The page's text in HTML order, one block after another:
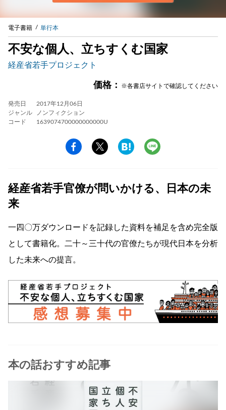
電子書籍 単行本
不安な個人、立ちすくむ国家
経産省若手プロジェクト
価格： ※各書店サイトで確認してください
発売日
2017年12月06日
ジャンル
ノンフィクション
コード
1639074700000000000U
経産省若手官僚が問いかける、日本の未
来
一四〇万ダウンロードを記録した資料を補足を含め完全版
として書籍化。二十～三十代の官僚たちが現代日本を分析
した未来への提言。
本の話おすすめ記事